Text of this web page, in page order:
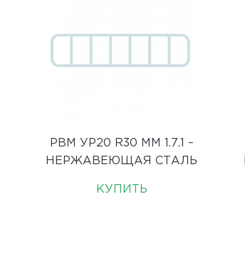
РВМ УР20 R30 ММ 1.7.1 –
НЕРЖАВЕЮЩАЯ СТАЛЬ
КУПИТЬ